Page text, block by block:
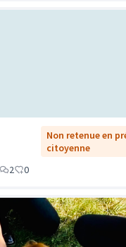
Non retenue en
citoyenne
2 0